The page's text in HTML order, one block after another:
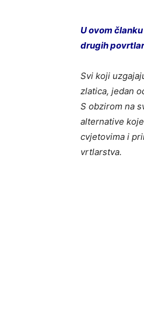
U ovom
drugih
Svi koji
zlatica, jedan
S obzirom na
alternative
cvjetovima i
vrtlarstva.